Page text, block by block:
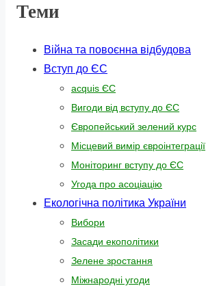
Теми
Війна та повоєнна відбудова
Вступ до ЄС
acquis ЄС
Вигоди від вступу до ЄС
Європейський зелений курс
Місцевий вимір євроінтеграції
Моніторинг вступу до ЄС
Угода про асоціацію
Екологічна політика України
Вибори
Засади екополітики
Зелене зростання
Міжнародні угоди